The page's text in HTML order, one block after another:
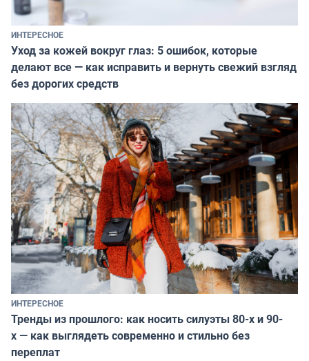
ИНТЕРЕСНОЕ
Уход за кожей вокруг глаз: 5 ошибок, которые
делают все — как исправить и вернуть свежий взгляд
без дорогих средств
ИНТЕРЕСНОЕ
Тренды из прошлого: как носить силуэты 80-х и 90-
х — как выглядеть современно и стильно без
переплат